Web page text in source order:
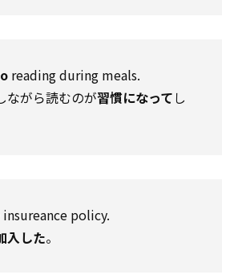
reading during meals.
ながら読むのが習慣になってし
policy.
入した。